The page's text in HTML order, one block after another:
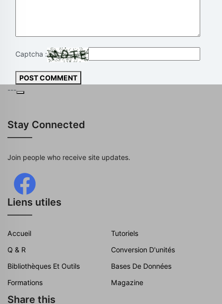
Captcha :
POST COMMENT
---
Stay Connected
Join people who receive site updates.
Liens utiles
Accueil
Tutoriels
Q & R
Conversion D'unités
Bibliothèques Et Outils
Bases De Données
Formations
Magazine
Share this